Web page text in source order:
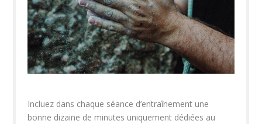
Incluez dans chaque séance d’entraînement une
bonne dizaine de minutes uniquement dédiées au